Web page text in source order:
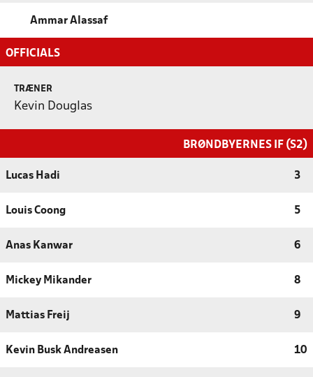
Ammar Alassaf
OFFICIALS
TRÆNER
Kevin Douglas
BRØNDBYERNES IF (S2)
Lucas Hadi 3
Louis Coong 5
Anas Kanwar 6
Mickey Mikander 8
Mattias Freij 9
Kevin Busk Andreasen 10